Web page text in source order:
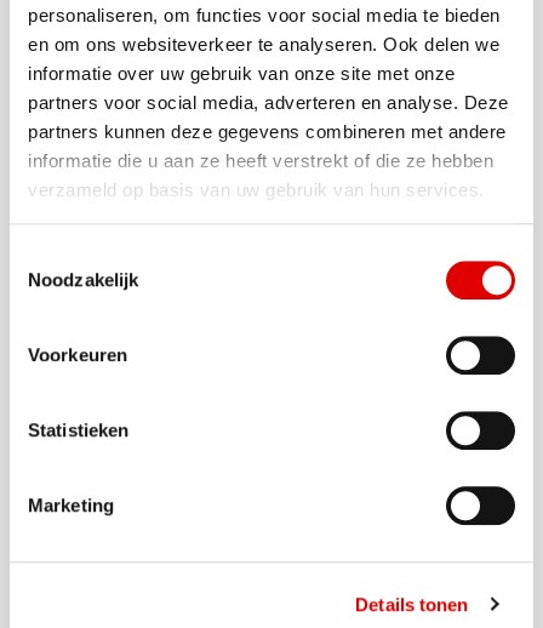
personaliseren, om functies voor social media te bieden
en om ons websiteverkeer te analyseren. Ook delen we
informatie over uw gebruik van onze site met onze
partners voor social media, adverteren en analyse. Deze
partners kunnen deze gegevens combineren met andere
informatie die u aan ze heeft verstrekt of die ze hebben
verzameld op basis van uw gebruik van hun services.
Noodzakelijk
Voorkeuren
Statistieken
Marketing
Details tonen
werden samen met AVIA Vollenhoven snel
opgelost. Herman: “AVIA Vollenhoven heeft ons
hierin uitstekend ondersteund. We hadden direct
contact en werden snel geholpen, wat erg prettig
was.”
HVO 100 E cosave diesel als ideale
Herman Steenhuis ziet HVO 100 als een
transportsector. “Hoewel ik uiteindelijk geloof dat
waterstof en elektrische voertuigen de toekomst
oplossing om onze CO
-uitstoot drastisch te
te ondernemen zonder te wachten op nieuwe
technologieën.”